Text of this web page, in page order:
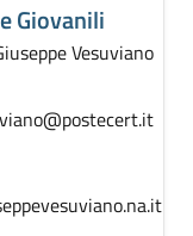
Giovanili
Vesuviano